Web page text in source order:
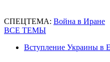
СПЕЦТЕМА: Война в Иране
ВСЕ ТЕМЫ
Вступление Украины в